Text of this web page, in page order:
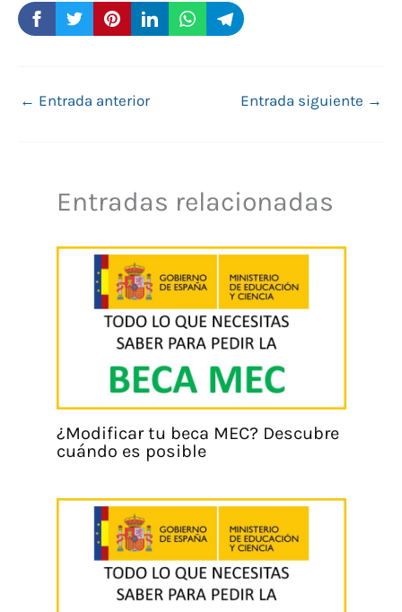
← Entrada anterior Entrada siguiente →
Entradas relacionadas
¿Modificar tu beca MEC? Descubre
cuándo es posible